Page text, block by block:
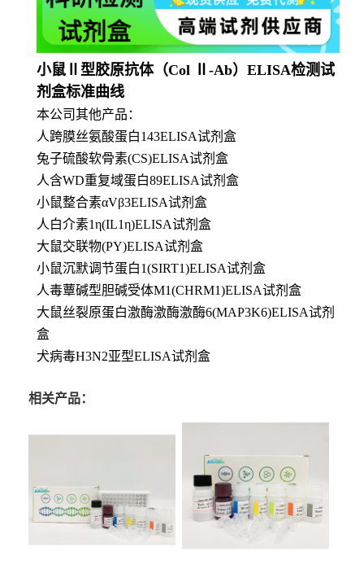
小鼠Ⅱ型胶原抗体（Col Ⅱ-Ab）ELISA检测试
剂盒标准曲线
本公司其他产品：
人跨膜丝氨酸蛋白143ELISA试剂盒
兔子硫酸软骨素(CS)ELISA试剂盒
人含WD重复域蛋白89ELISA试剂盒
小鼠整合素αVβ3ELISA试剂盒
人白介素1η(IL1η)ELISA试剂盒
大鼠交联物(PY)ELISA试剂盒
小鼠沉默调节蛋白1(SIRT1)ELISA试剂盒
人毒蕈碱型胆碱受体M1(CHRM1)ELISA试剂盒
大鼠丝裂原蛋白激酶激酶激酶6(MAP3K6)ELISA试剂
盒
犬病毒H3N2亚型ELISA试剂盒
相关产品：